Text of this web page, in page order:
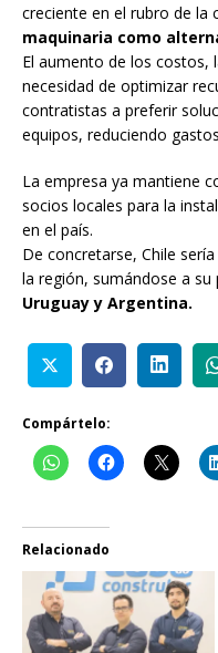
creciente en el rubro de la
maquinaria como
El aumento de los costos,
necesidad de optimizar
contratistas a preferir
equipos, reduciendo
La empresa ya mantiene
socios locales para la
en el país.
De concretarse, Chile
la región, sumándose a su
Uruguay y Argentina.
Compártelo:
Relacionado